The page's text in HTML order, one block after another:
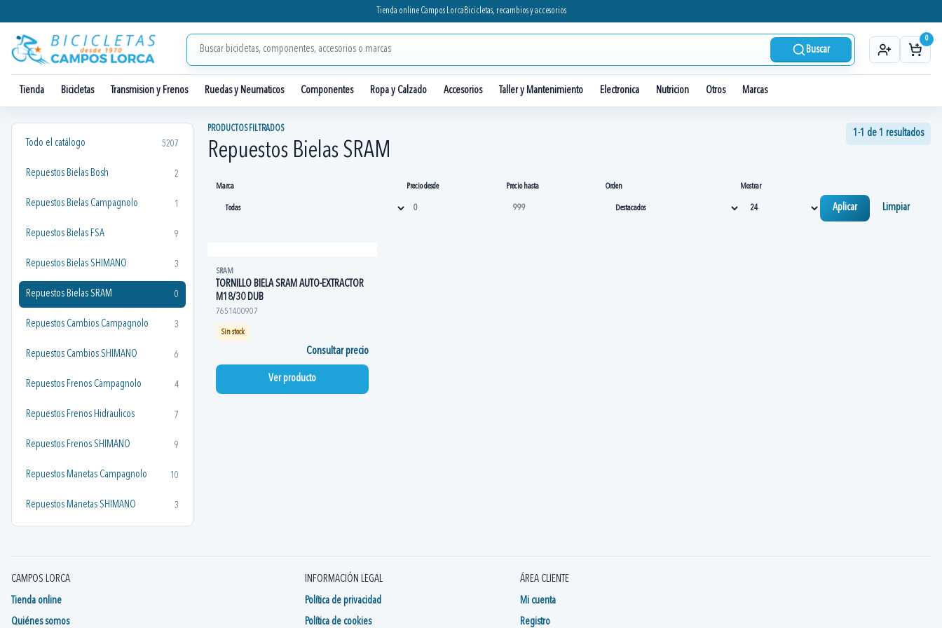
Tienda online Campos Lorca Bicicletas, recambios y accesorios
Buscar
0
Tienda Bicicletas Transmision y Frenos Ruedas y Neumaticos Componentes Ropa y Calzado Accesorios Taller y Mantenimiento Electronica Nutricion Otros Marcas
Todo el catálogo 5207
Repuestos Bielas Bosh 2
Repuestos Bielas Campagnolo 1
Repuestos Bielas FSA 9
Repuestos Bielas SHIMANO 3
Repuestos Bielas SRAM 0
Repuestos Cambios Campagnolo 3
Repuestos Cambios SHIMANO 6
Repuestos Frenos Campagnolo 4
Repuestos Frenos Hidraulicos 7
Repuestos Frenos SHIMANO 9
Repuestos Manetas Campagnolo 10
Repuestos Manetas SHIMANO 3
PRODUCTOS FILTRADOS
Repuestos Bielas SRAM
1-1 de 1 resultados
Marca Precio desde Precio hasta Orden Mostrar
Aplicar Limpiar
SRAM
TORNILLO BIELA SRAM AUTO-EXTRACTOR
M18/30 DUB
7651400907
Sin stock
Consultar precio
Ver producto
CAMPOS LORCA
Tienda online
Quiénes somos
INFORMACIÓN LEGAL
Política de privacidad
Política de cookies
ÁREA CLIENTE
Mi cuenta
Registro